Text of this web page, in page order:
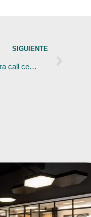
SIGUIENTE
¿Cómo crear espacios de oficinas para call center o BPO?